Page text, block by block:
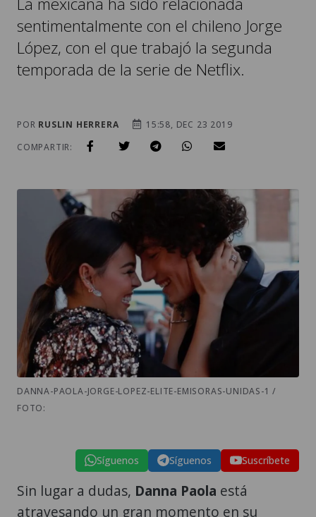
sentimentalmente con el chileno Jorge
López, con el que trabajó la segunda
temporada de la serie de Netflix.
POR RUSLIN HERRERA
15:58, DEC 23 2019
COMPARTIR:
DANNA-PAOLA-JORGE-LOPEZ-ELITE-EMISORAS-UNIDAS-1 /
FOTO:
Síguenos Síguenos Suscríbete
Sin lugar a dudas, Danna Paola está
atravesando un gran momento en su